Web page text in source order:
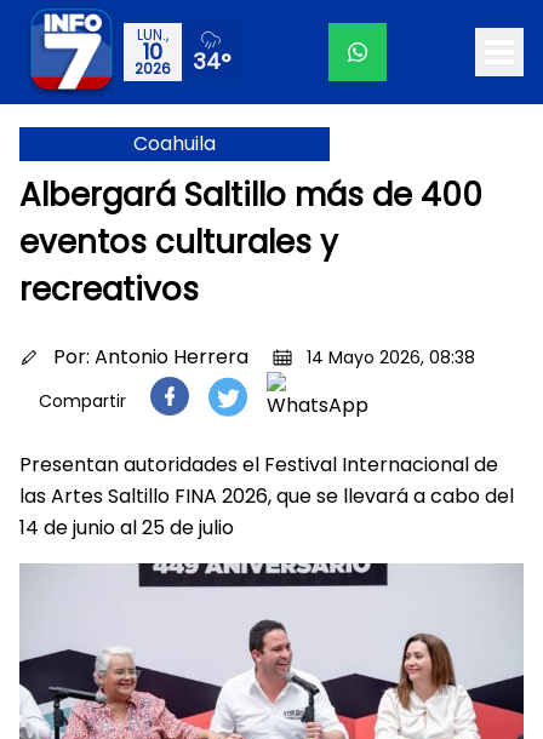
LUN.,
10
2026 34°
Coahuila
Albergará Saltillo más de 400
eventos culturales y
recreativos
Por: Antonio Herrera
14 Mayo 2026, 08:38
Compartir
Presentan autoridades el Festival Internacional de
las Artes Saltillo FINA 2026, que se llevará a cabo del
14 de junio al 25 de julio